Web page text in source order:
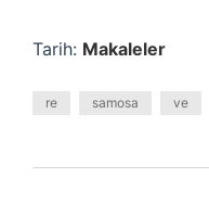
Tarih: Makaleler
re samosa ve